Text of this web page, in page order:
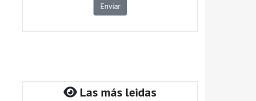
Enviar
Las más leidas